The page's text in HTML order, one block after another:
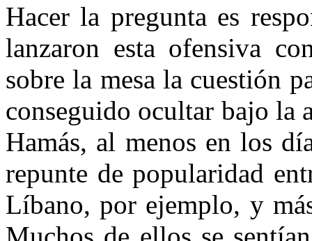
Hacer la pregunta es
lanzaron esta ofensiva
sobre la mesa la cuestión
conseguido ocultar bajo la
Hamás, al menos en los
repunte de popularidad
Líbano, por ejemplo, y